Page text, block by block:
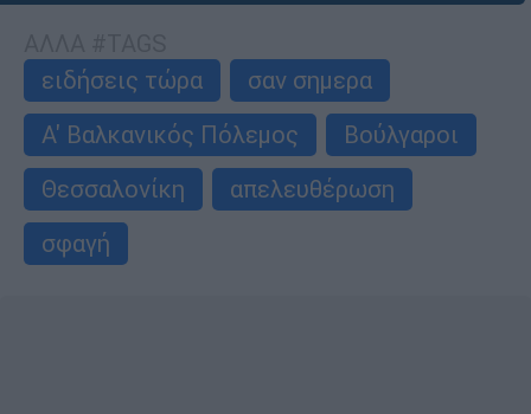
ειδήσεις τώρα
σαν σημερα
Α' Βαλκανικός Πόλεμος
Βούλγαροι
Θεσσαλονίκη
απελευθέρωση
σφαγή